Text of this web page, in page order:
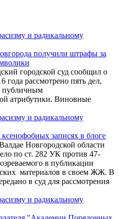
и радикальному
получили штрафы за
городской суд сообщил о
года рассмотрено пять дел,
публичным
атрибутики. Виновные
и радикальному
записях в блоге
Новгородской области
по ст. 282 УК против 47-
в публикации
материалов в своем ЖЖ. В
в суд для рассмотрения
и радикальному